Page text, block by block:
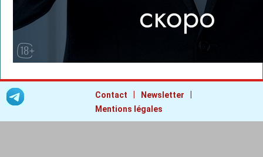
Contact Newsletter
Mentions légales